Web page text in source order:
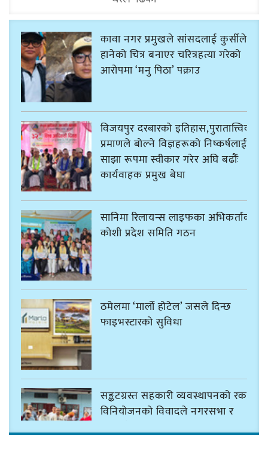
कावा नगर प्रमुखले सांसदलाई कुर्सीले
हानेको चित्र बनाएर चरित्रहत्या गरेको
आरोपमा ‘मनु पिठा’ पक्राउ
विजयपुर दरबारको इतिहास,पुरातात्त्विक
प्रमाणले बोल्ने विज्ञहरूको निष्कर्षलाई
साझा रूपमा स्वीकार गरेर अघि बढौंः
कार्यवाहक प्रमुख बेघा
सानिमा रिलायन्स लाइफका अभिकर्ताको
कोशी प्रदेश समिति गठन
ठमेलमा ‘मार्लो होटेल’ जसले दिन्छ
फाइभस्टारको सुविधा
सङ्कटग्रस्त सहकारी व्यवस्थापनको रकम
विनियोजनको विवादले नगरसभा र